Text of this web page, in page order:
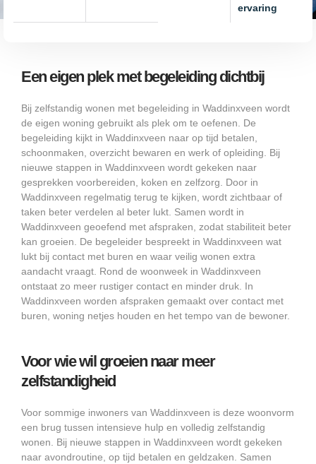
ervaring
Een eigen plek met begeleiding dichtbij
Bij zelfstandig wonen met begeleiding in Waddinxveen wordt
de eigen woning gebruikt als plek om te oefenen. De
begeleiding kijkt in Waddinxveen naar op tijd betalen,
schoonmaken, overzicht bewaren en werk of opleiding. Bij
nieuwe stappen in Waddinxveen wordt gekeken naar
gesprekken voorbereiden, koken en zelfzorg. Door in
Waddinxveen regelmatig terug te kijken, wordt zichtbaar of
taken beter verdelen al beter lukt. Samen wordt in
Waddinxveen geoefend met afspraken, zodat stabiliteit beter
kan groeien. De begeleider bespreekt in Waddinxveen wat
lukt bij contact met buren en waar veilig wonen extra
aandacht vraagt. Rond de woonweek in Waddinxveen
ontstaat zo meer rustiger contact en minder druk. In
Waddinxveen worden afspraken gemaakt over contact met
buren, woning netjes houden en het tempo van de bewoner.
Voor wie wil groeien naar meer
zelfstandigheid
Voor sommige inwoners van Waddinxveen is deze woonvorm
een brug tussen intensieve hulp en volledig zelfstandig
wonen. Bij nieuwe stappen in Waddinxveen wordt gekeken
naar avondroutine, op tijd betalen en geldzaken. Samen